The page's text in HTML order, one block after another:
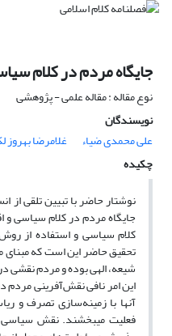
جایگاه مردم در کلام
نوع مقاله : مقاله علمی - پژوهشی
نویسندگان
علی محمدی ضیاء
غلامرضا بهروز
چکیده
نوشتار حاضر با تبیین تلقی از
جایگاه مردم در کلام سیاسی و
کلام سیاسی و استفاده از
تحقیق حاضر این است که
شیعه، الهی بوده و مردم نقشی
این امر نافی نقش‌آفرینی
آنها با زمینه‌سازی تصرف و
فعلیت می­بخشند. نقش